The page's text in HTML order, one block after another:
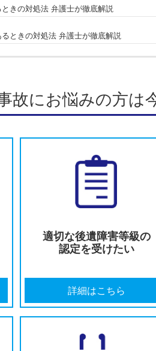
士紹介はこちら
120万円を超えたらどうなる？弁護
加害者であるときの対処法 弁護士が徹
通事故にお悩み